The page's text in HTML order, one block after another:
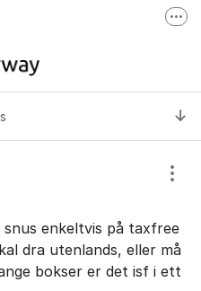
Vis/
snus enkeltvis på taxfree
dra utenlands, eller må
bokser er det isf i ett